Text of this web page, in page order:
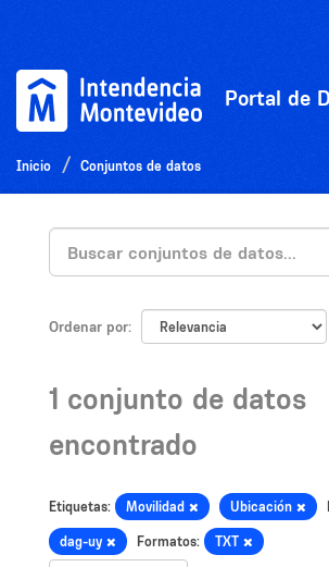
Portal de
Inicio Conjuntos de datos
Ordenar por
1 conjunto de datos
encontrado
Etiquetas: Movilidad Ubicación
dag-uy Formatos: TXT